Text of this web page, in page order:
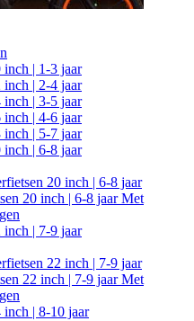
| 1-3 jaar
| 2-4 jaar
| 3-5 jaar
| 4-6 jaar
| 5-7 jaar
| 6-8 jaar
20 inch | 6-8 jaar
20 inch | 6-8 jaar Met
| 7-9 jaar
22 inch | 7-9 jaar
22 inch | 7-9 jaar Met
| 8-10 jaar